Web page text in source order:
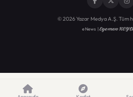
© 2026 Yazar Medya A.Ş. Tüm
eNews |Egemen